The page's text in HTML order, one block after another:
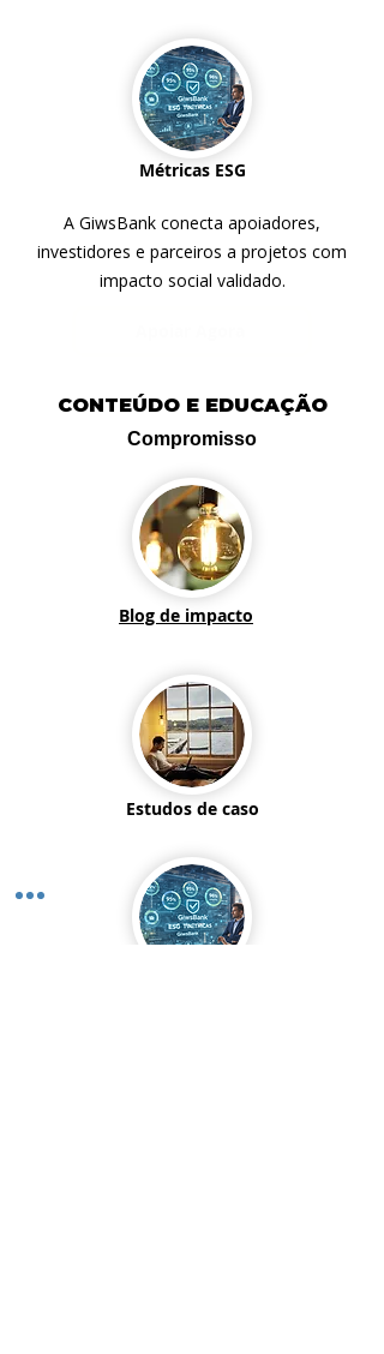
Métricas ESG
A GiwsBank conecta apoiadores,
investidores e parceiros a projetos com
impacto social validado.
CONTEÚDO E EDUCAÇÃO
Compromisso
Blog de impacto
Estudos de caso